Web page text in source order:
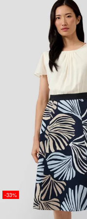
-33%